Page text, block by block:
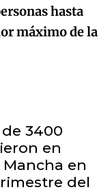
hasta
máximo de la
de 3400
en
en
del